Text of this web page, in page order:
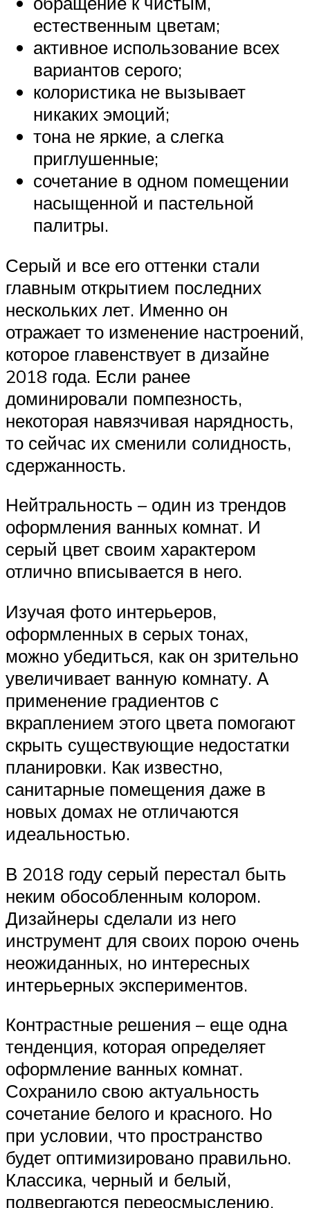
естественным цветам;
активное использование всех
вариантов серого;
колористика не вызывает
никаких эмоций;
тона не яркие, а слегка
приглушенные;
сочетание в одном помещении
насыщенной и пастельной
палитры.
Серый и все его оттенки стали
главным открытием последних
нескольких лет. Именно он
отражает то изменение настроений,
которое главенствует в дизайне
2018 года. Если ранее
доминировали помпезность,
некоторая навязчивая нарядность,
то сейчас их сменили солидность,
сдержанность.
Нейтральность – один из трендов
оформления ванных комнат. И
серый цвет своим характером
отлично вписывается в него.
Изучая фото интерьеров,
оформленных в серых тонах,
можно убедиться, как он зрительно
увеличивает ванную комнату. А
применение градиентов с
вкраплением этого цвета помогают
скрыть существующие недостатки
планировки. Как известно,
санитарные помещения даже в
новых домах не отличаются
идеальностью.
В 2018 году серый перестал быть
неким обособленным колором.
Дизайнеры сделали из него
инструмент для своих порою очень
неожиданных, но интересных
интерьерных экспериментов.
Контрастные решения – еще одна
тенденция, которая определяет
оформление ванных комнат.
Сохранило свою актуальность
сочетание белого и красного. Но
при условии, что пространство
будет оптимизировано правильно.
Классика, черный и белый,
подвергаются переосмыслению.